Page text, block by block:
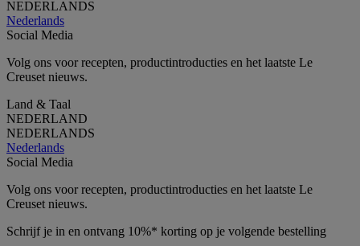
NEDERLANDS
Nederlands
Social Media
Volg ons voor recepten, productintroducties en het laatste Le
Creuset nieuws.
Land & Taal
NEDERLAND
NEDERLANDS
Nederlands
Social Media
Volg ons voor recepten, productintroducties en het laatste Le
Creuset nieuws.
Schrijf je in en ontvang 10%* korting op je volgende bestelling